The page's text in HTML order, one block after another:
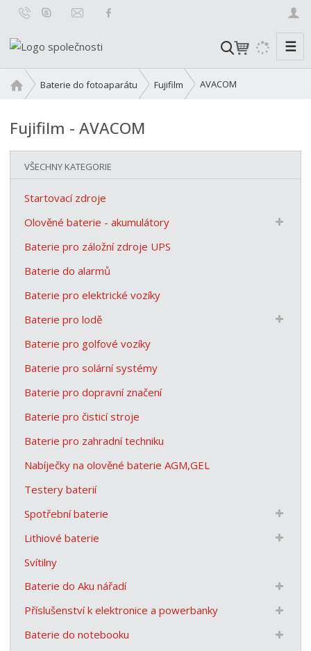
V
h
a
☰
v
d
r
a
a
Baterie do fotoaparátu Fujifilm AVACOM
Fujifilm - AVACOM
VŠECHNY KATEGORIE
Startovací zdroje
Olověné baterie - akumulátory
Baterie pro záložní zdroje UPS
Baterie do alarmů
Baterie pro elektrické vozíky
Baterie pro lodě
Baterie pro golfové vozíky
Baterie pro solární systémy
Baterie pro dopravní značení
Baterie pro čisticí stroje
Baterie pro zahradní techniku
Nabíječky na olověné baterie AGM,GEL
Testery baterií
Spotřební baterie
Lithiové baterie
Svítilny
Baterie do Aku nářadí
Příslušenství k elektronice a powerbanky
Baterie do notebooku